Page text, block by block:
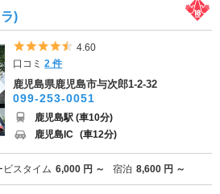
白波スタジアム・天保山公園エリアのラブ
島県庁」の近くに点在しています。白波ス
・宿泊にもぜひラブホテルをご活用くださ
をチェックしてみましょう。
)
5つ星のうち4.5
4.60
口コミ2 件
鹿児島県鹿児島市与次郎1-2-32
099-253-0051
鹿児島駅 (車10分)
鹿児島IC (車12分)
ビスタイム 6,000 円 ～ 宿泊 8,600 円 ～